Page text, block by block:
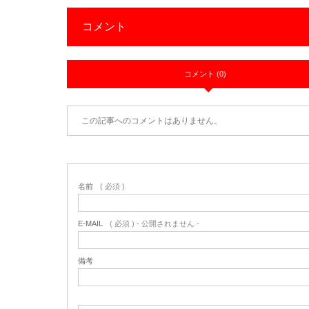
コメント
コメント (0)
この記事へのコメントはありません。
名前 ( 必須 )
E-MAIL ( 必須 ) - 公開されません -
備考